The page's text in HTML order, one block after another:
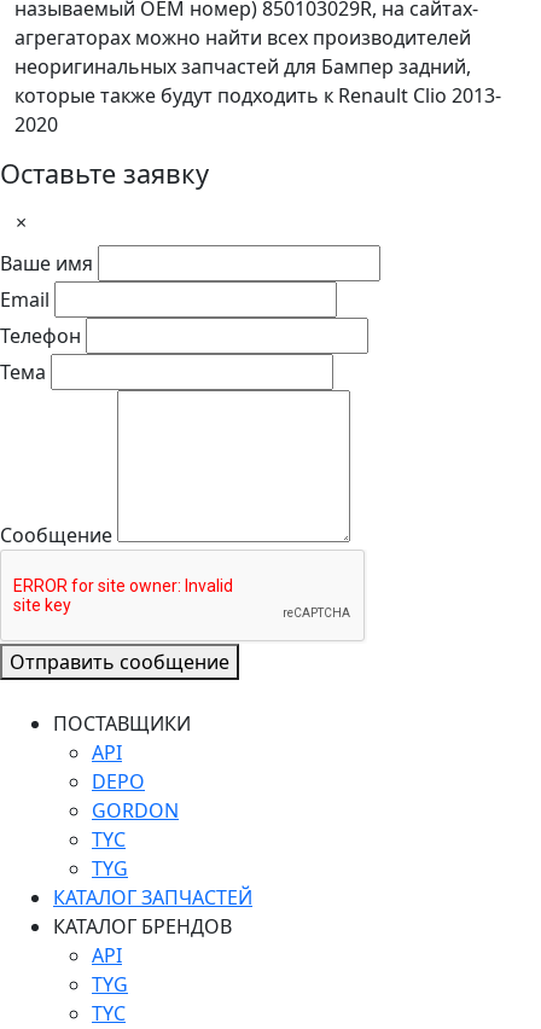
называемый ОЕМ номер) 850103029R, на сайтах-
агрегаторах можно найти всех производителей
неоригинальных запчастей для Бампер задний,
которые также будут подходить к Renault Clio 2013-
2020
Оставьте заявку
×
Ваше имя
Email
Телефон
Тема
Сообщение
Отправить сообщение
ПОСТАВЩИКИ
API
DEPO
GORDON
TYC
TYG
КАТАЛОГ ЗАПЧАСТЕЙ
КАТАЛОГ БРЕНДОВ
API
TYG
TYC